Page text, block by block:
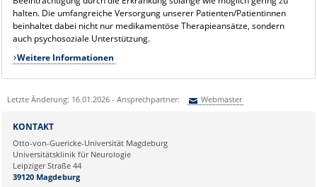
halten. Die umfangreiche Versorgung unserer Patienten/Patientinnen
beinhaltet dabei nicht nur medikamentöse Therapieansätze, sondern
auch psychosoziale Unterstützung.
Weitere Informationen
Letzte Änderung: 16.01.2026 - Ansprechpartner: Webmaster
Ihre E-Mailadresse:
Ihr Anliegen:
KONTAKT
Otto-von-Guericke-Universität Magdeburg
Universitätsklinik für Neurologie
Leipziger Straße 44
39120 Magdeburg